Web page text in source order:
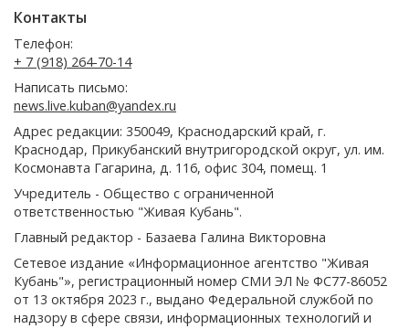
Контакты
Телефон:
+ 7 (918) 264-70-14
Написать письмо:
news.live.kuban@yandex.ru
Адрес редакции: 350049, Краснодарский край, г.
Краснодар, Прикубанский внутригородской округ, ул. им.
Космонавта Гагарина, д. 116, офис 304, помещ. 1
Учредитель - Общество с ограниченной
ответственностью "Живая Кубань".
Главный редактор - Базаева Галина Викторовна
Сетевое издание «Информационное агентство "Живая
Кубань"», регистрационный номер СМИ ЭЛ № ФС77-86052
от 13 октября 2023 г., выдано Федеральной службой по
надзору в сфере связи, информационных технологий и